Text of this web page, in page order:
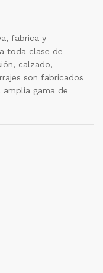
fabrica y
toda clase de
calzado,
son fabricados
amplia gama de